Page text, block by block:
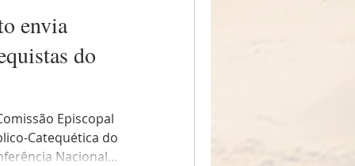
envia
do
Episcopal
Catequética do
Nacional...